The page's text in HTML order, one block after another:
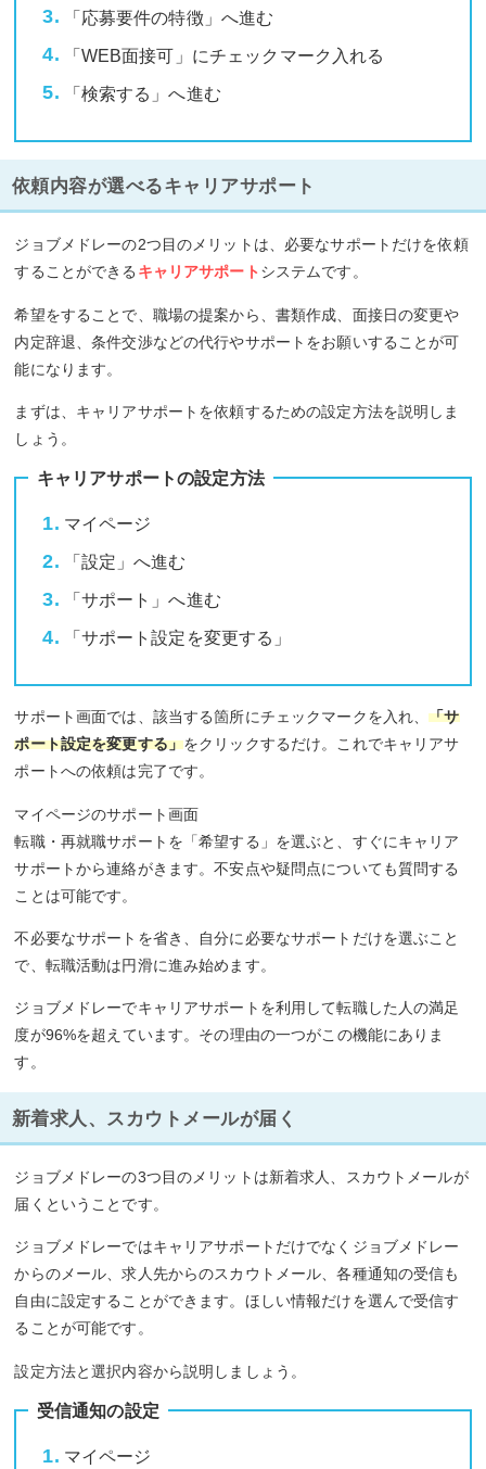
「応募要件の特徴」へ進む
「WEB面接可」にチェックマーク入れる
「検索する」へ進む
依頼内容が選べるキャリアサポート
ジョブメドレーの2つ目のメリットは、必要なサポートだけを依頼
することができる キャリアサポートシステムです。
希望をすることで、職場の提案から、書類作成、面接日の変更や
内定辞退、条件交渉などの代行やサポートをお願いすることが可
能になります。
まずは、キャリアサポートを依頼するための設定方法を説明しま
しょう。
キャリアサポートの設定方法
マイページ
「設定」へ進む
「サポート」へ進む
「サポート設定を変更する」
サポート画面では、該当する箇所にチェックマークを入れ、「サ
ポート設定を変更する」をクリックするだけ。これでキャリアサ
ポートへの依頼は完了です。
マイページのサポート画面
転職・再就職サポートを「希望する」を選ぶと、すぐにキャリア
サポートから連絡がきます。不安点や疑問点についても質問する
ことは可能です。
不必要なサポートを省き、自分に必要なサポートだけを選ぶこと
で、転職活動は円滑に進み始めます。
ジョブメドレーでキャリアサポートを利用して転職した人の満足
度が96%を超えています。その理由の一つがこの機能にありま
す。
新着求人、スカウトメールが届く
ジョブメドレーの3つ目のメリットは新着求人、スカウトメールが
届くということです。
ジョブメドレーではキャリアサポートだけでなくジョブメドレー
からのメール、求人先からのスカウトメール、各種通知の受信も
自由に設定することができます。ほしい情報だけを選んで受信す
ることが可能です。
設定方法と選択内容から説明しましょう。
受信通知の設定
マイページ